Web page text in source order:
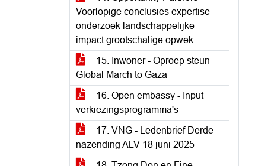
Voorlopige conclusies expertise
onderzoek landschappelijke
impact grootschalige opwek
15. Inwoner - Oproep steun
Global March to Gaza
16. Open embassy - Input
verkiezingsprogramma's
17. VNG - Ledenbrief Derde
nazending ALV 18 juni 2025